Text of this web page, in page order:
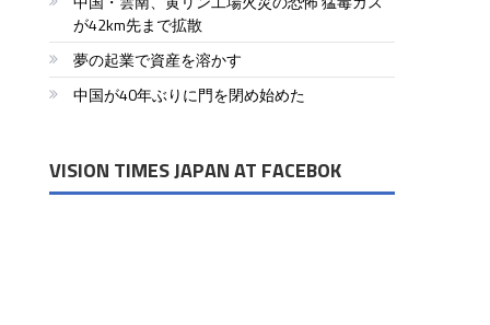
が42km先まで拡散
夢の起業で資産を溶かす
中国が40年ぶりに門を閉め始めた
VISION TIMES JAPAN AT FACEBOK